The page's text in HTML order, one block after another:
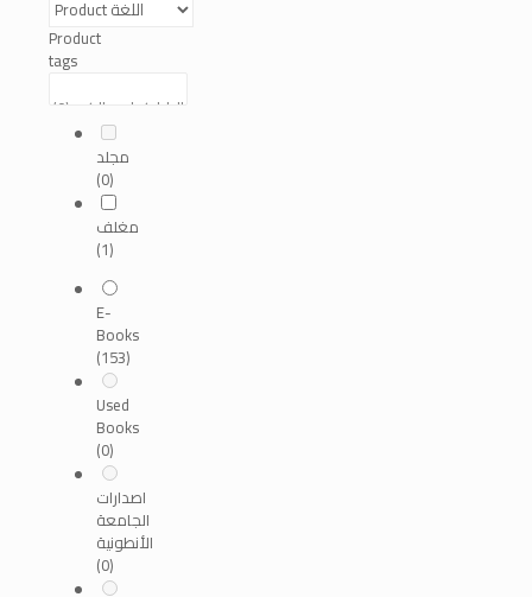
Product
tags
مجلد
(0)
مغلف
(1)
E-
Books
(153)
Used
Books
(0)
اصدارات
الجامعة
الأنطونية
(0)